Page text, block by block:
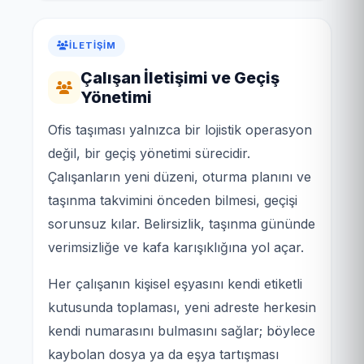
İLETIŞIM
Çalışan İletişimi ve Geçiş
Yönetimi
Ofis taşıması yalnızca bir lojistik operasyon
değil, bir geçiş yönetimi sürecidir.
Çalışanların yeni düzeni, oturma planını ve
taşınma takvimini önceden bilmesi, geçişi
sorunsuz kılar. Belirsizlik, taşınma gününde
verimsizliğe ve kafa karışıklığına yol açar.
Her çalışanın kişisel eşyasını kendi etiketli
kutusunda toplaması, yeni adreste herkesin
kendi numarasını bulmasını sağlar; böylece
kaybolan dosya ya da eşya tartışması